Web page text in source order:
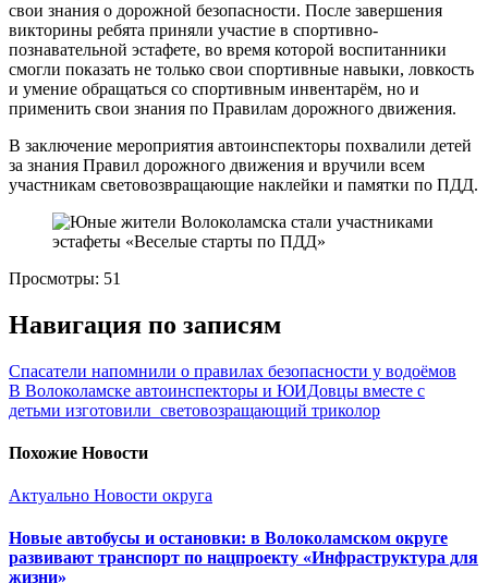
свои знания о дорожной безопасности. После завершения
викторины ребята приняли участие в спортивно-
познавательной эстафете, во время которой воспитанники
смогли показать не только свои спортивные навыки, ловкость
и умение обращаться со спортивным инвентарём, но и
применить свои знания по Правилам дорожного движения.
В заключение мероприятия автоинспекторы похвалили детей
за знания Правил дорожного движения и вручили всем
участникам световозвращающие наклейки и памятки по ПДД.
Просмотры: 51
Навигация по записям
Спасатели напомнили о правилах безопасности у водоёмов
В Волоколамске автоинспекторы и ЮИДовцы вместе с
детьми изготовили световозращающий триколор
Похожие Новости
Актуально Новости округа
Новые автобусы и остановки: в Волоколамском округе
развивают транспорт по нацпроекту «Инфраструктура для
жизни»